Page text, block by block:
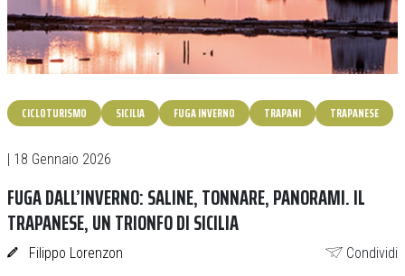
CICLOTURISMO SICILIA FUGA INVERNO TRAPANI TRAPANESE
| 18 Gennaio 2026
FUGA DALL’INVERNO: SALINE, TONNARE, PANORAMI. IL
TRAPANESE, UN TRIONFO DI SICILIA
Filippo Lorenzon Condividi